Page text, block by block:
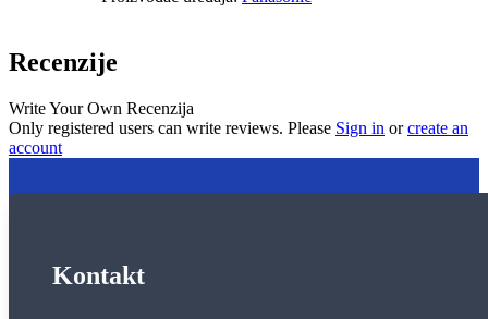
Recenzije
Write Your Own Recenzija
Only registered users can write reviews. Please Sign in orcreate an
account
Kontakt